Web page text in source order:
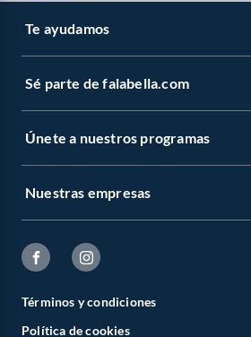
Te ayudamos
Sé parte de falabella.com
Únete a nuestros programas
Nuestras empresas
Términos y condiciones
Política de cookies